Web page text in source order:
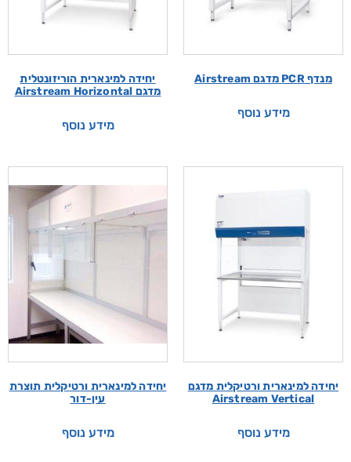
מנדף PCR מדגם Airstream
מידע נוסף
יחידה למינארית הוריזונטלית
מדגם Airstream Horizontal
מידע נוסף
יחידה למינארית ורטיקלית מדגם
Airstream Vertical
מידע נוסף
יחידה למינארית ורטיקלית תוצרת
עין-דור
מידע נוסף